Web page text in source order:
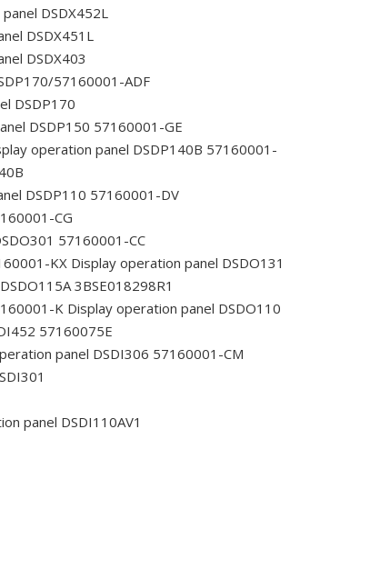
DSDX452L
DSDX451L
DSDX403
57160001-ADF
DSDP170
DSDP150 57160001-GE
operation panel DSDP140B 57160001-
DSDP110 57160001-DV
CG
57160001-CC
KX Display operation panel DSDO131
3BSE018298R1
K Display operation panel DSDO110
57160075E
panel DSDI306 57160001-CM
panel DSDI110AV1